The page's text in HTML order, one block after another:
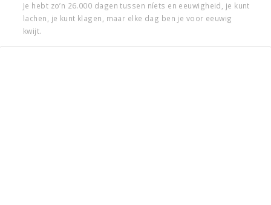
Je hebt zo’n 26.000 dagen tussen níets en eeuwigheid, je kunt
lachen, je kunt klagen, maar elke dag ben je voor eeuwig
kwijt.